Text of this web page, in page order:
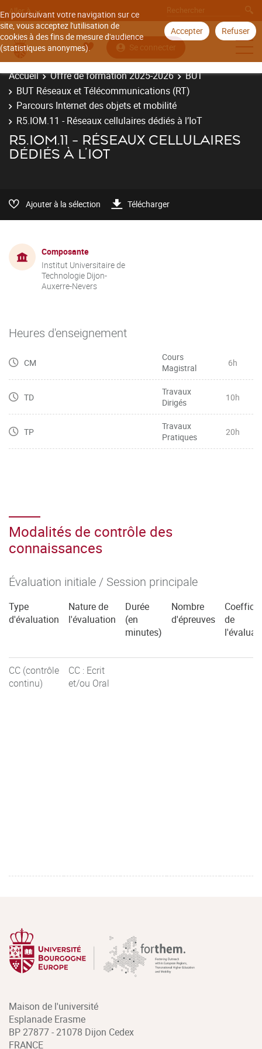
En poursuivant votre navigation sur ce
site, vous acceptez l'utilisation de
cookies à des fins de mesure d'audience
(statistiques anonymes).
Accepter Refuser
Aller à
Se connecter
Accueil Offre de formation 2025-2026
BUT
BUT Réseaux et Télécommunications (RT)
Parcours Internet des objets et mobilité
R5.IOM.11 - Réseaux cellulaires dédiés à l’IoT
R5.IOM.11 - RÉSEAUX CELLULAIRES
DÉDIÉS À L’IOT
Ajouter à la sélection Télécharger
Composante
Institut Universitaire de
Technologie Dijon-
Auxerre-Nevers
Heures d'enseignement
CM
Cours
Magistral
6h
TD
Travaux
Dirigés
10h
TP
Travaux
Pratiques
20h
Modalités de contrôle des
connaissances
Évaluation initiale / Session principale
Type
d'évaluation
Nature de
l'évaluation
Durée
(en
minutes)
Nombre
d'épreuves
de
CC (contrôle
continu)
CC : Ecrit
et/ou Oral
Maison de l'université
Esplanade Erasme
BP 27877 - 21078 Dijon Cedex
FRANCE